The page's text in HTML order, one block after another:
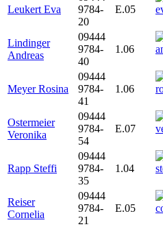
Leukert Eva
9784-
20
E.05
Lindinger
Andreas
09444
9784-
40
1.06
Meyer Rosina
09444
9784-
41
1.06
Ostermeier
Veronika
09444
9784-
54
E.07
Rapp Steffi
09444
9784-
35
1.04
Reiser
Cornelia
09444
9784-
21
E.05